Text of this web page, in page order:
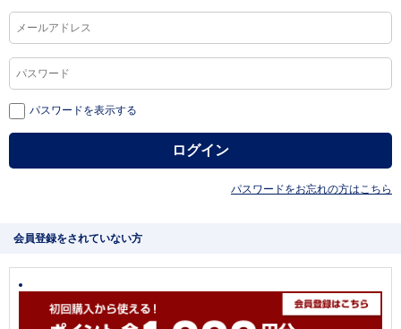
パスワードを表示する
パスワードをお忘れの方はこちら
会員登録をされていない方